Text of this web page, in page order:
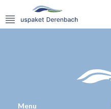
Menu